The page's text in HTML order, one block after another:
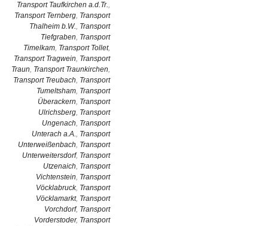
Transport Taufkirchen a.d.Tr.,
Transport Ternberg, Transport
Thalheim b.W., Transport
Tiefgraben, Transport
Timelkam, Transport Tollet,
Transport Tragwein, Transport
Traun, Transport Traunkirchen,
Transport Treubach, Transport
Tumeltsham, Transport
Überackern, Transport
Ulrichsberg, Transport
Ungenach, Transport
Unterach a.A., Transport
Unterweißenbach, Transport
Unterweitersdorf, Transport
Utzenaich, Transport
Vichtenstein, Transport
Vöcklabruck, Transport
Vöcklamarkt, Transport
Vorchdorf, Transport
Vorderstoder, Transport